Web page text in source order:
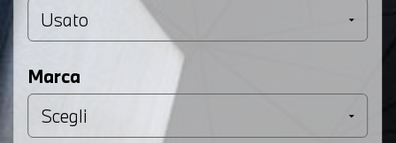
Marca